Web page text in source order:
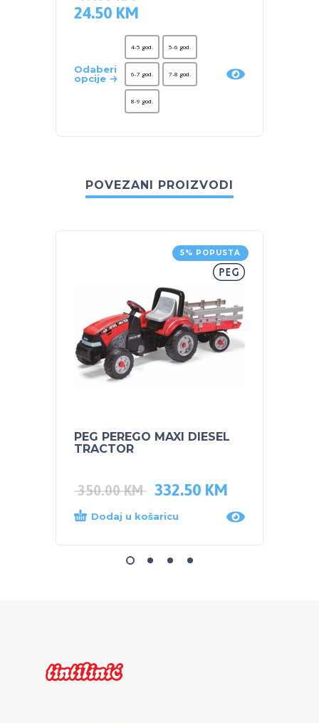
24.50 KM
Odaberi
opcije
4-5 god. 5-6 god.
6-7 god. 7-8 god.
8-9 god.
POVEZANI PROIZVODI
5% POPUSTA
PEG PEREGO MAXI DIESEL
TRACTOR
350.00KM 332.50 KM
Dodaj u košaricu